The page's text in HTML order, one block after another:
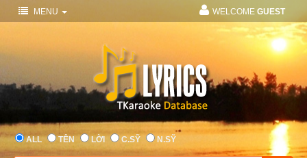
MENU WELCOME GUEST
ALL TÊN LỜI C.SỸ N.SỸ